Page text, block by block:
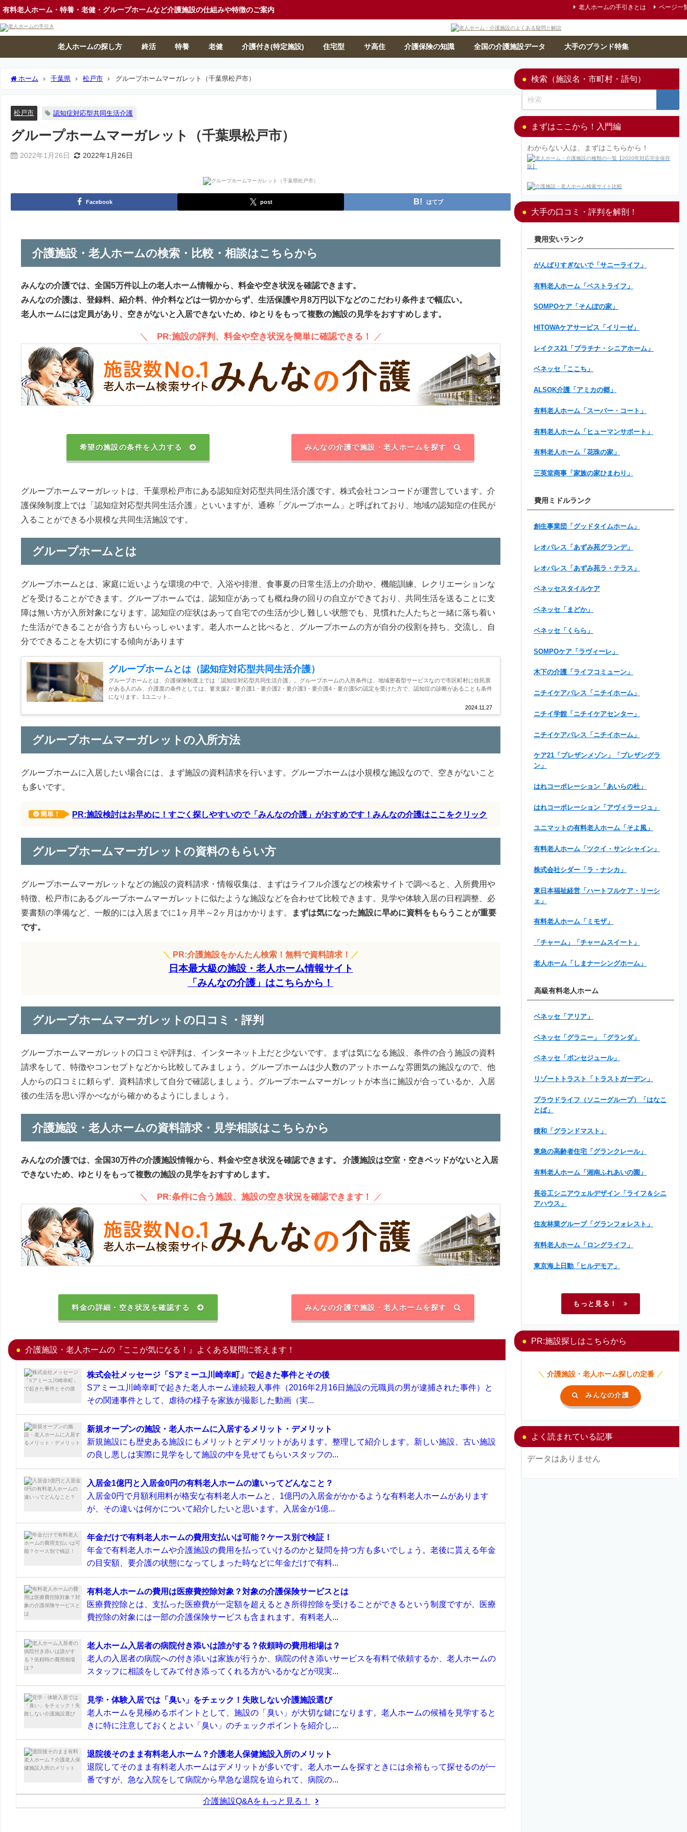
有料老人ホーム・特養・老健・グループホームなど介護施設の仕組みや特徴のご案内 老人ホームの手引きとは ページ一
老人ホームの探し方 終活 特養 老健 介護付き(特定施設) 住宅型 サ高住 介護保険の知識 全国の介護施設データ 大手のブランド特集
ホーム 千葉県 松戸市 グループホームマーガレット（千葉県松戸市）
松戸市 認知症対応型共同生活介護
グループホームマーガレット（千葉県松戸市）
2022年1月26日 2022年1月26日
Facebook post はてブ
介護施設・老人ホームの検索・比較・相談はこちらから
みんなの介護では、全国5万件以上の老人ホーム情報から、料金や空き状況を確認できます。
みんなの介護は、登録料、紹介料、仲介料などは一切かからず、生活保護や月8万円以下などのこだわり条件まで幅広い。
老人ホームには定員があり、空きがないと入居できないため、ゆとりをもって複数の施設の見学をおすすめします。
＼ PR:施設の評判、料金や空き状況を簡単に確認できる！ ／
希望の施設の条件を入力する みんなの介護で施設・老人ホームを探す
グループホームマーガレットは、千葉県松戸市にある認知症対応型共同生活介護です。株式会社コンコードが運営しています。介
護保険制度上では「認知症対応型共同生活介護」といいますが、通称「グループホーム」と呼ばれており、地域の認知症の住民が
入ることができる小規模な共同生活施設です。
グループホームとは
グループホームとは、家庭に近いような環境の中で、入浴や排泄、食事夏の日常生活上の介助や、機能訓練、レクリエーションな
どを受けることができます。グループホームでは、認知症があっても概ね身の回りの自立ができており、共同生活を送ることに支
障は無い方が入所対象になります。認知症の症状はあって自宅での生活が少し難しい状態でも、見慣れた人たちと一緒に落ち着い
た生活ができることが合う方もいらっしゃいます。老人ホームと比べると、グループホームの方が自分の役割を持ち、交流し、自
分でできることを大切にする傾向があります
グループホームとは（認知症対応型共同生活介護）
2024.11.27
グループホームとは、介護保険制度上では「認知症対応型共同生活介護」。グループホームの入所条件は、地域密着型サービスなので市区町村に住民票
がある人のみ、介護度の条件としては、要支援2・要介護1・要介護2・要介護3・要介護4・要介護5の認定を受けた方で、認知症の診断があることも条件
になります。1ユニット...
グループホームマーガレットの入所方法
グループホームに入居したい場合には、まず施設の資料請求を行います。グループホームは小規模な施設なので、空きがないこと
も多いです。
簡単！ PR:施設検討はお早めに！すごく探しやすいので「みんなの介護」がおすめです！みんなの介護はここをクリック
グループホームマーガレットの資料のもらい方
グループホームマーガレットなどの施設の資料請求・情報収集は、まずはライフル介護などの検索サイトで調べると、入所費用や
特徴、松戸市にあるグループホームマーガレットに似たような施設などを合わせて比較できます。見学や体験入居の日程調整、必
要書類の準備など、一般的には入居までに1ヶ月半～2ヶ月はかかります。
まずは気になった施設に早めに資料をもらうことが重要
です。
＼ PR:介護施設をかんたん検索！無料で資料請求！ ／
日本最大級の施設・老人ホーム情報サイト
「みんなの介護」はこちらから！
グループホームマーガレットの口コミ・評判
グループホームマーガレットの口コミや評判は、インターネット上だと少ないです。まずは気になる施設、条件の合う施設の資料
請求をして、特徴やコンセプトなどから比較してみましょう。グループホームは少人数のアットホームな雰囲気の施設なので、他
人からの口コミに頼らず、資料請求して自分で確認しましょう。グループホームマーガレットが本当に施設が合っているか、入居
後の生活を思い浮かべながら確かめるようにしましょう。
介護施設・老人ホームの資料請求・見学相談はこちらから
みんなの介護では、全国30万件の介護施設情報から、料金や空き状況を確認できます。
介護施設は空室・空きベッドがないと入居
できないため、ゆとりをもって複数の施設の見学をおすすめします。
＼ PR:条件に合う施設、施設の空き状況を確認できます！ ／
料金の詳細・空き状況を確認する みんなの介護で施設・老人ホームを探す
介護施設・老人ホームの『ここが気になる！』よくある疑問に答えます！
株式会社メッセージ「Sアミーユ川崎幸町」で起きた事件とその後
Sアミーユ川崎幸町で起きた老人ホーム連続殺人事件（2016年2月16日施設の元職員の男が逮捕された事件）と
その関連事件として、虐待の様子を家族が撮影した動画（実...
新規オープンの施設・老人ホームに入居するメリット・デメリット
新規施設にも歴史ある施設にもメリットとデメリットがあります。整理して紹介します。新しい施設、古い施設
の良し悪しは実際に見学をして施設の中を見せてもらいスタッフの...
入居金1億円と入居金0円の有料老人ホームの違いってどんなこと？
入居金0円で月額利用料が格安な有料老人ホームと、1億円の入居金がかかるような有料老人ホームがあります
が、その違いは何かについて紹介したいと思います。入居金が1億...
年金だけで有料老人ホームの費用支払いは可能？ケース別で検証！
年金で有料老人ホームや介護施設の費用を払っていけるのかと疑問を持つ方も多いでしょう。老後に貰える年金
の目安額、要介護の状態になってしまった時などに年金だけで有料...
有料老人ホームの費用は医療費控除対象？対象の介護保険サービスとは
医療費控除とは、支払った医療費が一定額を超えるとき所得控除を受けることができるという制度ですが、医療
費控除の対象には一部の介護保険サービスも含まれます。有料老人...
老人ホーム入居者の病院付き添いは誰がする？依頼時の費用相場は？
老人の入居者の病院への付き添いは家族が行うか、病院の付き添いサービスを有料で依頼するか、老人ホームの
スタッフに相談をしてみて付き添ってくれる方がいるかなどが現実...
見学・体験入居では「臭い」をチェック！失敗しない介護施設選び
老人ホームを見極めるポイントとして、施設の「臭い」が大切な鍵になります。老人ホームの候補を見学すると
きに特に注意しておくとよい「臭い」のチェックポイントを紹介し...
退院後そのまま有料老人ホーム？介護老人保健施設入所のメリット
退院してそのまま有料老人ホームはデメリットが多いです。老人ホームを探すときには余裕もって探せるのが一
番ですが、急な入院をして病院から早急な退院を迫られて、病院の...
介護施設Q&Aをもっと見る！
検索（施設名・市町村・語句）
まずはここから！入門編
わからない人は、まずはこちらから！
大手の口コミ・評判を解剖！
費用安いランク
がんばりすぎないで「サニーライフ」
有料老人ホーム「ベストライフ」
SOMPOケア「そんぽの家」
HITOWAケアサービス「イリーゼ」
レイクス21「プラチナ・シニアホーム」
ベネッセ「ここち」
ALSOK介護「アミカの郷」
有料老人ホーム「スーパー・コート」
有料老人ホーム「ヒューマンサポート」
有料老人ホーム「花珠の家」
三英堂商事「家族の家ひまわり」
費用ミドルランク
創生事業団「グッドタイムホーム」
レオパレス「あずみ苑グランデ」
レオパレス「あずみ苑ラ・テラス」
ベネッセスタイルケア
ベネッセ「まどか」
ベネッセ「くらら」
SOMPOケア「ラヴィーレ」
木下の介護「ライフコミューン」
ニチイケアパレス「ニチイホーム」
ニチイ学館「ニチイケアセンター」
ニチイケアパレス「ニチイホーム」
ケア21「プレザンメゾン」「プレザングラ
ン」
はれコーポレーション「あいらの杜」
はれコーポレーション「アヴィラージュ」
ユニマットの有料老人ホーム「そよ風」
有料老人ホーム「ツクイ・サンシャイン」
株式会社シダー「ラ・ナシカ」
東日本福祉経営「ハートフルケア・リーシ
ェ」
有料老人ホーム「ミモザ」
「チャーム」「チャームスイート」
老人ホーム「しまナーシングホーム」
高級有料老人ホーム
ベネッセ「アリア」
ベネッセ「グラニー」「グランダ」
ベネッセ「ボンセジュール」
リゾートトラスト「トラストガーデン」
プラウドライフ（ソニーグループ）「はなこ
とば」
積和「グランドマスト」
東急の高齢者住宅「グランクレール」
有料老人ホーム「湘南ふれあいの園」
長谷工シニアウェルデザイン「ライフ＆シニ
アハウス」
住友林業グループ「グランフォレスト」
有料老人ホーム「ロングライフ」
東京海上日動「ヒルデモア」
もっと見る！
PR:施設探しはこちらから
＼ 介護施設・老人ホーム探しの定番 ／
みんなの介護
よく読まれている記事
データはありません